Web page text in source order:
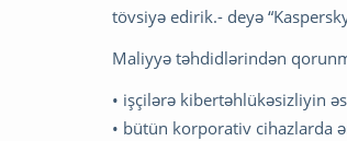
tövsiyə edirik.- deyə
Maliyyə təhdidlərindən
• işçilərə kibertəhlükəsizliyin
• bütün korporativ cihazlarda